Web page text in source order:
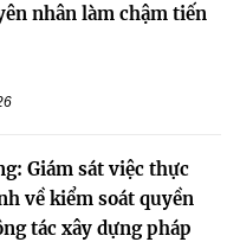
nhân làm chậm tiến
Giám sát việc thực
về kiểm soát quyền
tác xây dựng pháp